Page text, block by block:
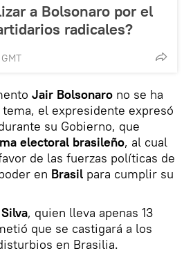
a Bolsonaro por el
radicales?
Jair Bolsonaro no se ha
el expresidente expresó
su Gobierno, que
electoral brasileño, al cual
de las fuerzas políticas de
en Brasil para cumplir su
, quien lleva apenas 13
que se castigará a los
en Brasilia.